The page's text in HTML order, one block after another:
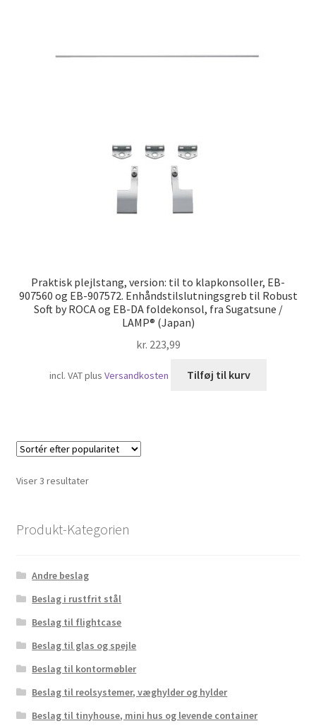
Praktisk plejlstang, version: til to klapkonsoller, EB-
907560 og EB-907572. Enhåndstilslutningsgreb til Robust
Soft by ROCA og EB-DA foldekonsol, fra Sugatsune /
LAMP® (Japan)
kr. 223,99
incl. VATplusVersandkosten Tilføj til kurv
Viser 3 resultaterSorteret
Produkt-Kategorien
Andre beslag
Beslag i rustfrit stål
Beslag til flightcase
Beslag til glas og spejle
Beslag til kontormøbler
Beslag til reolsystemer, væghylder og hylder
Beslag til tinyhouse, mini hus og levende container